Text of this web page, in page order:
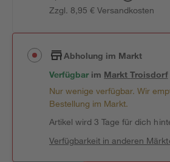
Zzgl. 8,95 € Versandkosten
Abholung im Markt
Verfügbar im MarktTroisdorf
Nur wenige verfügbar. Wir
Bestellung im Markt.
Artikel wird 3 Tage für dich
Verfügbarkeit in anderen